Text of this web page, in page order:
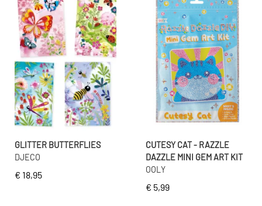
GLITTER BUTTERFLIES
DJECO
€ 18,95
CUTESY CAT - RAZZLE
DAZZLE MINI GEM ART KIT
OOLY
€ 5,99